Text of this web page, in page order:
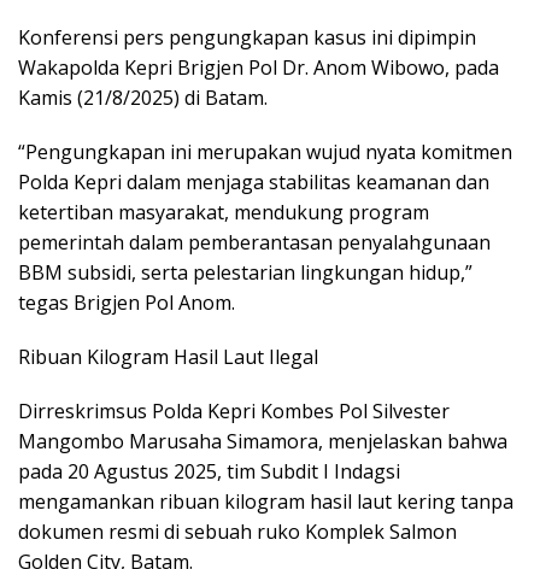
Konferensi pers pengungkapan kasus ini dipimpin
Wakapolda Kepri Brigjen Pol Dr. Anom Wibowo, pada
Kamis (21/8/2025) di Batam.
“Pengungkapan ini merupakan wujud nyata komitmen
Polda Kepri dalam menjaga stabilitas keamanan dan
ketertiban masyarakat, mendukung program
pemerintah dalam pemberantasan penyalahgunaan
BBM subsidi, serta pelestarian lingkungan hidup,”
tegas Brigjen Pol Anom.
Ribuan Kilogram Hasil Laut Ilegal
Dirreskrimsus Polda Kepri Kombes Pol Silvester
Mangombo Marusaha Simamora, menjelaskan bahwa
pada 20 Agustus 2025, tim Subdit I Indagsi
mengamankan ribuan kilogram hasil laut kering tanpa
dokumen resmi di sebuah ruko Komplek Salmon
Golden City, Batam.